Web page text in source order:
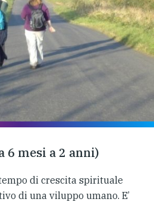
6 mesi a 2 anni)
di crescita spirituale
di una viluppo umano. E’